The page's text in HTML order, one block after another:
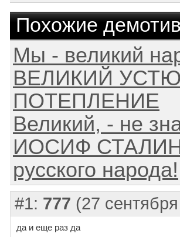
Похожие
Мы - великий
ВЕЛИКИЙ
ПОТЕПЛЕНИЕ
Великий, - не
ИОСИФ СТАЛИН
русского народа!
#1: 777 (27
да и еще раз да